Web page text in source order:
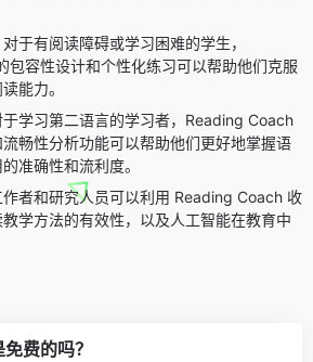
对于有阅读障碍或学习困难的学生，
包容性设计和个性化练习可以帮助他们克服
能力。
于学习第二语言的学习者，Reading Coach
畅性分析功能可以帮助他们更好地掌握语
准确性和流利度。
作者和研究人员可以利用 Reading Coach 收
学方法的有效性，以及人工智能在教育中
费的吗？